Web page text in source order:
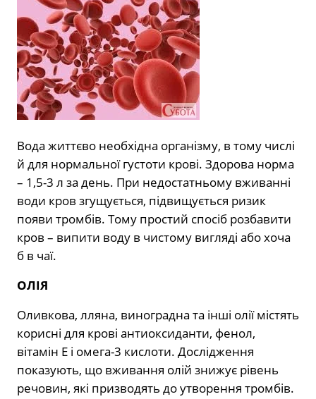
Вода життєво необхідна організму, в тому числі
й для нормальної густоти крові. Здорова норма
– 1,5-3 л за день. При недостатньому вживанні
води кров згущується, підвищується ризик
появи тромбів. Тому простий спосіб розбавити
кров – випити воду в чистому вигляді або хоча
б в чаї.
ОЛІЯ
Оливкова, лляна, виноградна та інші олії містять
корисні для крові антиоксиданти, фенол,
вітамін Е і омега-3 кислоти. Дослідження
показують, що вживання олій знижує рівень
речовин, які призводять до утворення тромбів.